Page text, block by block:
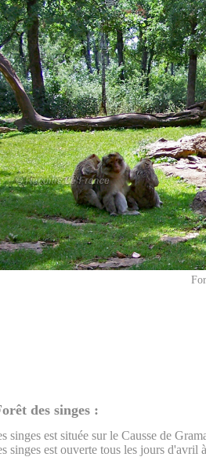
des singes :
singes est située sur le Causse de
singes est ouverte tous les jours